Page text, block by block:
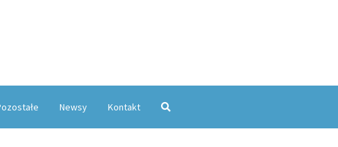
Newsy Kontakt